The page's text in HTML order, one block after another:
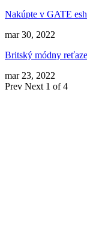
Nakúpte v GATE
mar 30, 2022
Britský módny
mar 23, 2022
Prev Next 1 of 4